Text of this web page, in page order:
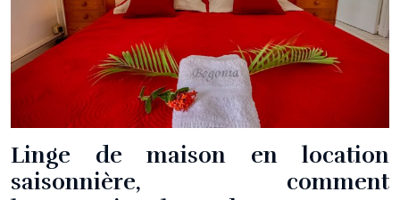
Linge de maison en location
saisonnière, comment